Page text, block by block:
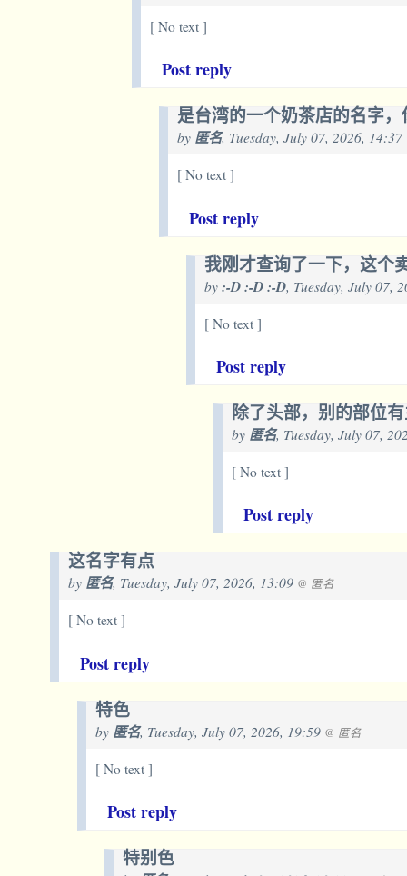
[ No text ]
Post reply
是台湾的一个奶茶店的名字
by 匿名, Tuesday, July 07, 2026, 14:37
[ No text ]
Post reply
我刚才查询了一下，这个
by:-D :-D :-D, Tuesday, July 07,
[ No text ]
Post reply
除了头部，别的部位
by 匿名, Tuesday, July 07,
[ No text ]
Post reply
这名字有点
by 匿名, Tuesday, July 07, 2026, 13:09 @ 匿名
[ No text ]
Post reply
特色
by 匿名, Tuesday, July 07, 2026, 19:59 @ 匿名
[ No text ]
Post reply
特别色